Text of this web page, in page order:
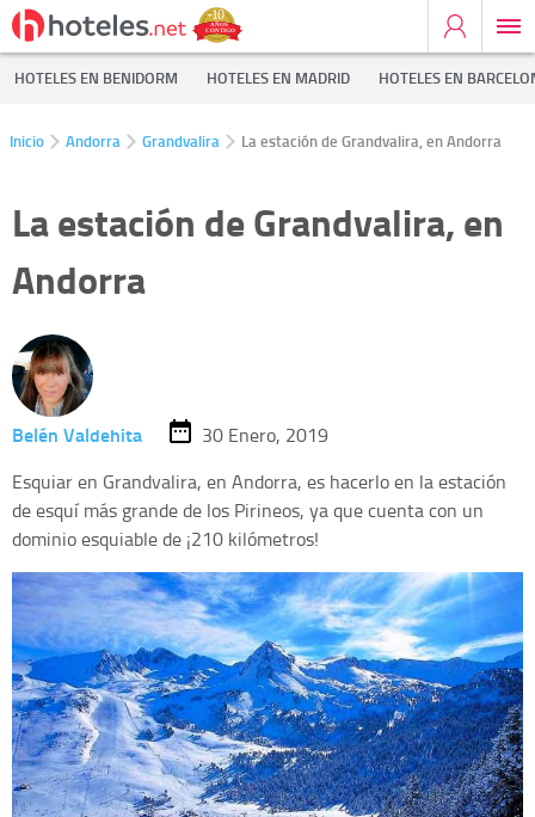
HOTELES EN BENIDORM HOTELES EN MADRID HOTELES EN
Inicio Andorra Grandvalira La estación de Grandvalira, en Andorra
La estación de Grandvalira, en
Andorra
Belén Valdehita
30 Enero, 2019
Esquiar en Grandvalira, en Andorra, es hacerlo en la estación
de esquí más grande de los Pirineos, ya que cuenta con un
dominio esquiable de ¡210 kilómetros!